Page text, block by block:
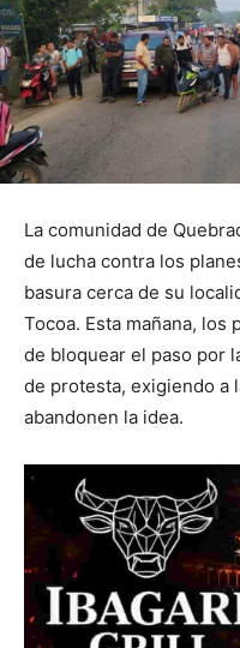
La comunidad de
de lucha contra los
basura cerca de su
Tocoa. Esta mañana,
de bloquear el paso por
de protesta, exigiendo a
abandonen la idea.